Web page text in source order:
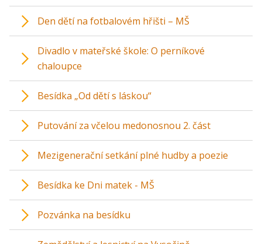
Den dětí na fotbalovém hřišti – MŠ
Divadlo v mateřské škole: O perníkové
chaloupce
Besídka „Od dětí s láskou“
Putování za včelou medonosnou 2. část
Mezigenerační setkání plné hudby a poezie
Besídka ke Dni matek - MŠ
Pozvánka na besídku